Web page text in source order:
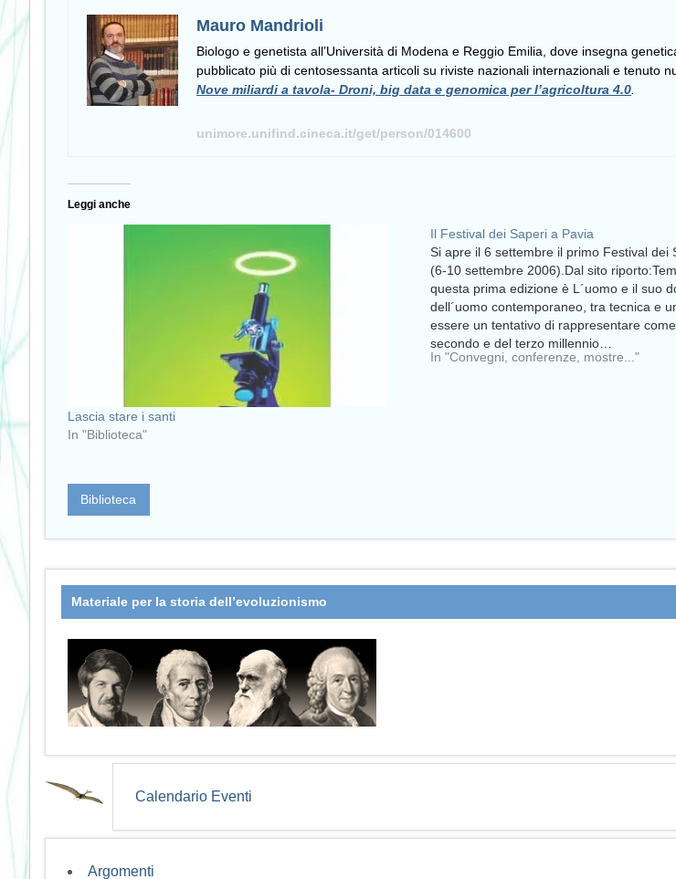
Mauro Mandrioli
Biologo e genetista all’Università di Modena e Reggio Emilia, dove insegna
pubblicato più di centosessanta articoli su riviste nazionali internazionali e tenuto
Nove miliardi a tavola- Droni, big data e genomica per l’agricoltura 4.0
unimore.unifind.cineca.it/get/person/014600
Leggi anche
Lascia stare i santi
In "Biblioteca"
Il Festival dei Saperi a Pavia
Si apre il 6 settembre il primo Festival dei
(6-10 settembre 2006).Dal sito
questa prima edizione è L´uomo e il suo
dell´uomo contemporaneo, tra tecnica e
essere un tentativo di rappresentare
secondo e del terzo millennio…
In "Convegni, conferenze, mostre..."
Biblioteca
Materiale per la storia dell’evoluzionismo
Calendario Eventi
Argomenti